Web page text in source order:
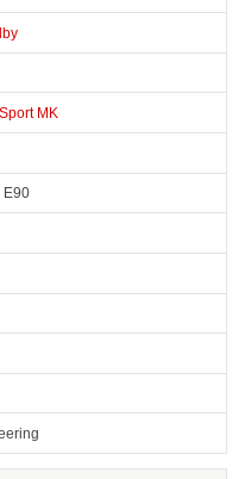
MK
E90